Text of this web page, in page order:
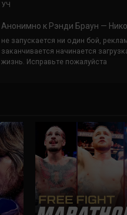
УЧ
Анонимно к Рэнди Браун —
не запускается ни один бой,
заканчивается начинается
жизнь. Исправьте пожалуйста